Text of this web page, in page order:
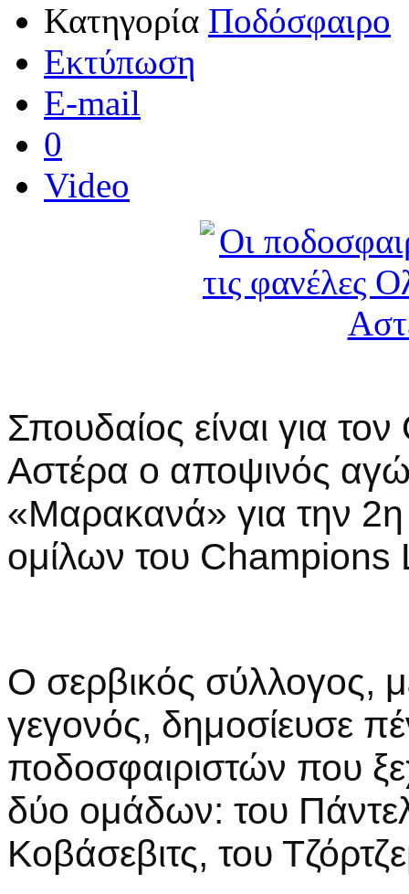
Κατηγορία Ποδόσφαιρο
Εκτύπωση
E-mail
0
Video
Σπουδαίος είναι για
Αστέρα ο αποψινός
«Μαρακανά» για την
ομίλων του Champions
Ο σερβικός σύλλογος,
γεγονός, δημοσίευσε
ποδοσφαιριστών που
δύο ομάδων: του
Κοβάσεβιτς, του